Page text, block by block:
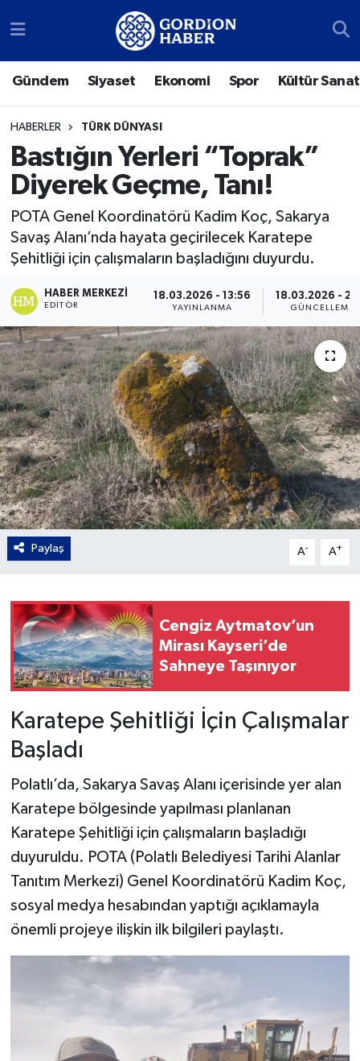
Gündem Siyaset Ekonomi Spor Kültür Sanat
HABERLER TÜRK DÜNYASI
Bastığın Yerleri “Toprak”
Diyerek Geçme, Tanı!
POTA Genel Koordinatörü Kadim Koç, Sakarya
Savaş Alanı’nda hayata geçirilecek Karatepe
Şehitliği için çalışmaların başladığını duyurdu.
HABER MERKEZI
EDITÖR
18.03.2026 - 13:56
YAYINLANMA
18.03.2026 -
GÜNCELLEME
Paylaş A- A+
Cengiz Aytmatov’un
Mirası Kayseri’de
Sahneye Taşınıyor
Karatepe Şehitliği İçin Çalışmalar
Başladı
Polatlı’da, Sakarya Savaş Alanı içerisinde yer alan
Karatepe bölgesinde yapılması planlanan
Karatepe Şehitliği için çalışmaların başladığı
duyuruldu. POTA (Polatlı Belediyesi Tarihi Alanlar
Tanıtım Merkezi) Genel Koordinatörü Kadim Koç,
sosyal medya hesabından yaptığı açıklamayla
önemli projeye ilişkin ilk bilgileri paylaştı.
Sosyal Medya Hesaplarımız
Siyaset
Ekonomi
Spor
Kültür Sanat
Türk Dünyası
Polatlı
Gordion
Ankara Nöbetçi Eczaneler
Ankara Trafik Yoğunluk Haritası
Süper Lig Puan Durumu ve Fikstür
Tüm Manşetler
Son Dakika Haberleri
Haber Arşivi